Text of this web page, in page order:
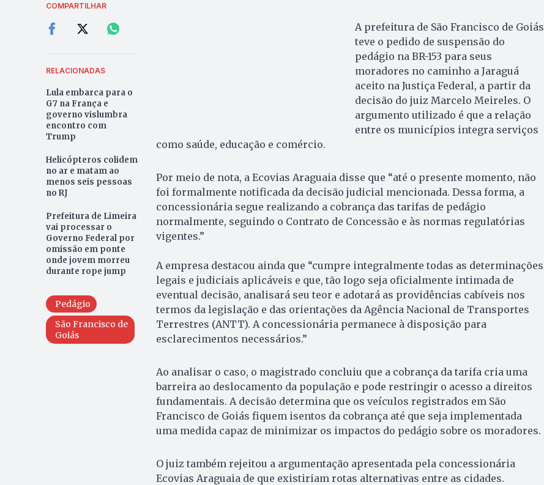
COMPARTILHAR
RELACIONADAS
Lula embarca para o
G7 na França e
governo vislumbra
encontro com
Trump
Helicópteros colidem
no ar e matam ao
menos seis pessoas
no RJ
Prefeitura de Limeira
vai processar o
Governo Federal por
omissão em ponte
onde jovem morreu
durante rope jump
Pedágio
São Francisco de
Goiás
A prefeitura de São Francisco de Goiás
teve o pedido de suspensão do
pedágio na BR-153 para seus
moradores no caminho a Jaraguá
aceito na Justiça Federal, a partir da
decisão do juiz Marcelo Meireles. O
argumento utilizado é que a relação
entre os municípios integra serviços
como saúde, educação e comércio.
Por meio de nota, a Ecovias Araguaia disse que “até o presente momento, não
foi formalmente notificada da decisão judicial mencionada. Dessa forma, a
concessionária segue realizando a cobrança das tarifas de pedágio
normalmente, seguindo o Contrato de Concessão e às normas regulatórias
vigentes.”
A empresa destacou ainda que “cumpre integralmente todas as determinações
legais e judiciais aplicáveis e que, tão logo seja oficialmente intimada de
eventual decisão, analisará seu teor e adotará as providências cabíveis nos
termos da legislação e das orientações da Agência Nacional de Transportes
Terrestres (ANTT). A concessionária permanece à disposição para
esclarecimentos necessários.”
Ao analisar o caso, o magistrado concluiu que a cobrança da tarifa cria uma
barreira ao deslocamento da população e pode restringir o acesso a direitos
fundamentais. A decisão determina que os veículos registrados em São
Francisco de Goiás fiquem isentos da cobrança até que seja implementada
uma medida capaz de minimizar os impactos do pedágio sobre os moradores.
O juiz também rejeitou a argumentação apresentada pela concessionária
Ecovias Araguaia de que existiriam rotas alternativas entre as cidades.